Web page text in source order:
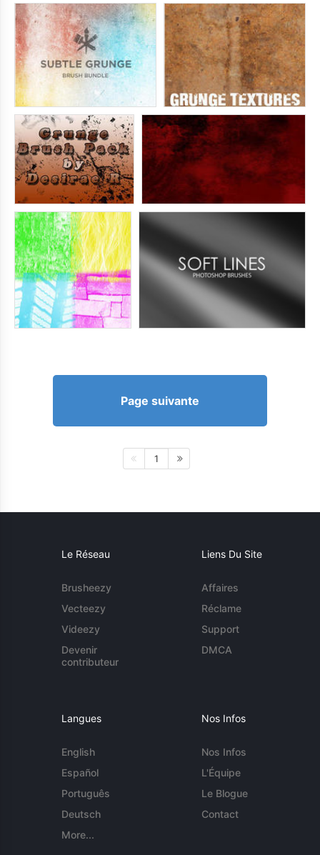
Page suivante
1
Le Réseau
Brusheezy
Vecteezy
Videezy
Devenir
contributeur
Liens Du Site
Affaires
Réclame
Support
DMCA
Langues
English
Español
Português
Deutsch
More...
Nos Infos
Nos Infos
L'Équipe
Le Blogue
Contact